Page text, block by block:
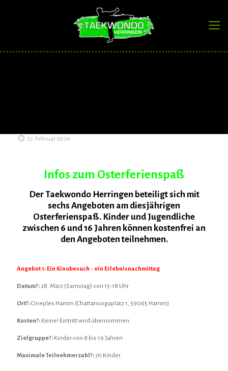
27. Februar 2026
Infos zum Osterferienspaß
Der Taekwondo Herringen beteiligt sich mit
sechs Angeboten am diesjährigen
Osterferienspaß. Kinder und Jugendliche
zwischen 6 und 16 Jahren können kostenfrei an
den Angeboten teilnehmen.
Angebot 1: Ein Kinobesuch - ein Erlebnisnachmittag
Datum?: 28. März (Samstag) von 15-18 Uhr
Ort?:Cineplex Hamm (Chattanoogaplatz 1, 59065 Hamm)
Kosten?: Keine! Eintritt wird übernommen.
Zielgruppe?: Kinder von 8 bis 16 Jahren
Maximale Teilnehmerzahl?:70 Kinder